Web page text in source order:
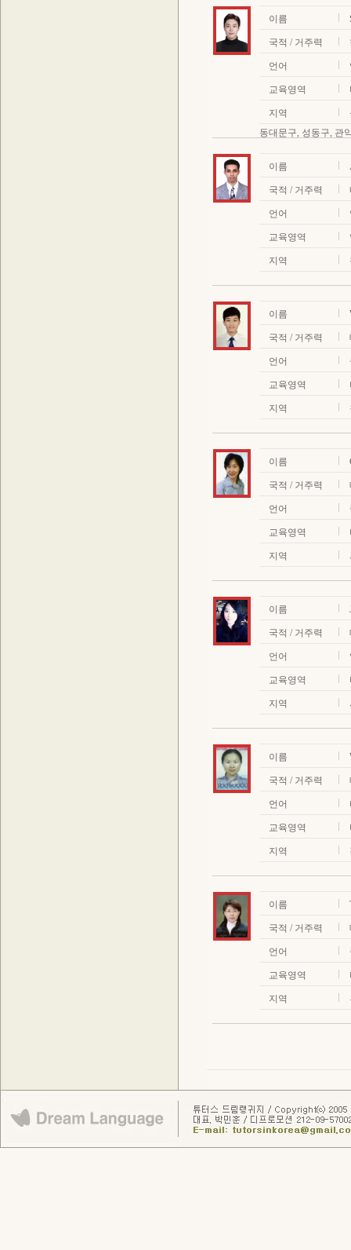
이름
국적 / 거주력
언어
교육영역
지역
동대문구, 성동구, 관
이름
국적 / 거주력
언어
교육영역
지역
이름
국적 / 거주력
언어
교육영역
지역
이름
국적 / 거주력
언어
교육영역
지역
이름
국적 / 거주력
언어
교육영역
지역
이름
국적 / 거주력
언어
교육영역
지역
이름
국적 / 거주력
언어
교육영역
지역